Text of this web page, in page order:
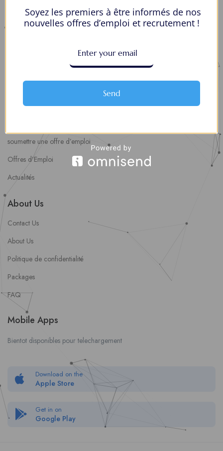
Mes Favoris
Postuler en ligne : 5 erreurs courantes à éviter pour maximiser vos
8 Décisions Importantes Pour Ne Pas Vivre Avec Des Regrets
Espace Employeurs
Parcourirs les employeurs
soumettre une offre d’emploi
Offres d’Emploi
Actualités
About Us
Contact Us
About Us
Politique de confidentialité
Packages
FAQ
Mobile Apps
Bientot disponibles pour telechargement
Download on the
Apple Store
Get in on
Google Play
Soyez les premiers à être informés de nos
nouvelles offres d’emploi et recrutement !
Send